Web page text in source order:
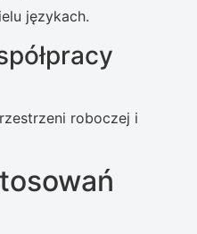
językach.
roboczej i